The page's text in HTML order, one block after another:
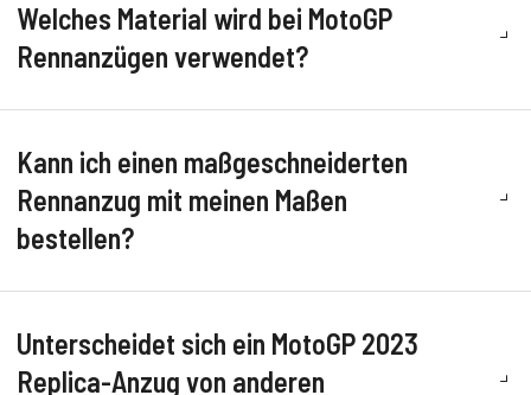
Welches Material wird bei MotoGP
Rennanzügen verwendet?
Kann ich einen maßgeschneiderten
Rennanzug mit meinen Maßen
bestellen?
Unterscheidet sich ein MotoGP 2023
Replica-Anzug von anderen